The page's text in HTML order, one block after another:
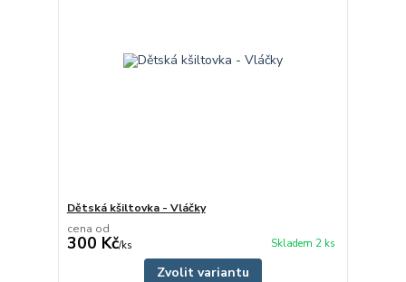
Dětská kšiltovka - Vláčky
cena od
300 Kč/ks Skladem 2 ks
Zvolit variantu